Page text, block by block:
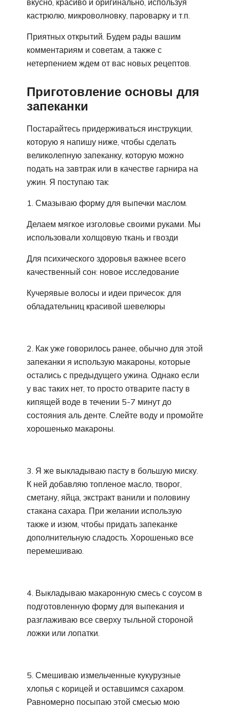
кастрюлю, микроволновку, пароварку и т.п.
Приятных открытий. Будем рады вашим
комментариям и советам, а также с
нетерпением ждем от вас новых рецептов.
Приготовление основы для
запеканки
Постарайтесь придерживаться инструкции,
которую я напишу ниже, чтобы сделать
великолепную запеканку, которую можно
подать на завтрак или в качестве гарнира на
ужин. Я поступаю так:
1. Смазываю форму для выпечки маслом.
Делаем мягкое изголовье своими руками. Мы
использовали холщовую ткань и гвозди
Для психического здоровья важнее всего
качественный сон: новое исследование
Кучерявые волосы и идеи причесок: для
обладательниц красивой шевелюры
2. Как уже говорилось ранее, обычно для этой
запеканки я использую макароны, которые
остались с предыдущего ужина. Однако если
у вас таких нет, то просто отварите пасту в
кипящей воде в течении 5-7 минут до
состояния аль денте. Слейте воду и промойте
хорошенько макароны.
3. Я же выкладываю пасту в большую миску.
К ней добавляю топленое масло, творог,
сметану, яйца, экстракт ванили и половину
стакана сахара. При желании использую
также и изюм, чтобы придать запеканке
дополнительную сладость. Хорошенько все
перемешиваю.
4. Выкладываю макаронную смесь с соусом в
подготовленную форму для выпекания и
разглаживаю все сверху тыльной стороной
ложки или лопатки.
5. Смешиваю измельченные кукурузные
хлопья с корицей и оставшимся сахаром.
Равномерно посыпаю этой смесью мою